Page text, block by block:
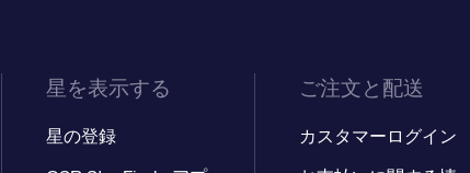
星を表示する
星の登録
ご注文と配送
カスタマーログイン